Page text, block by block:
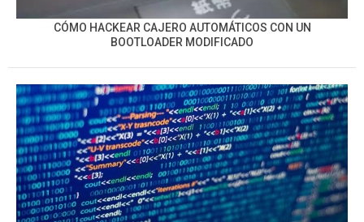
CÓMO HACKEAR CAJERO AUTOMÁTICOS CON UN
BOOTLOADER MODIFICADO